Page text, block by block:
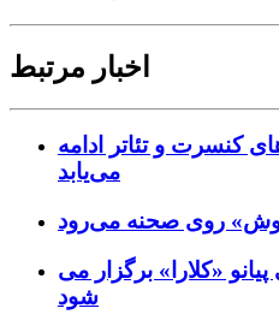
اخبار مرتبط
کنسرت و تئاتر ادامه
می‌یابد
روی صحنه می‌رود
«کلارا» برگزار می
شود